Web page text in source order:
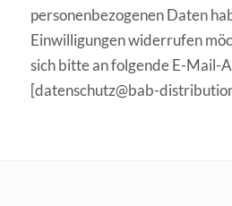
personenbezogenen Daten
Einwilligungen widerrufen
sich bitte an folgende E-Mail-
[datenschutz@bab-